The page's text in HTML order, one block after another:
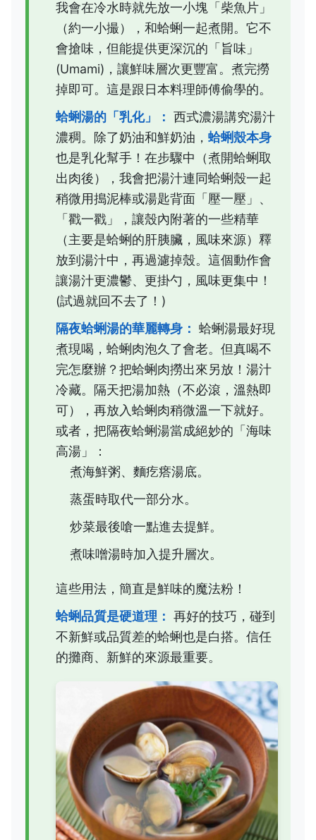
我會在冷水時就先放一小塊「柴魚片」
（約一小撮），和蛤蜊一起煮開。它不
會搶味，但能提供更深沉的「旨味」
(Umami)，讓鮮味層次更豐富。煮完撈
掉即可。這是跟日本料理師傅偷學的。
蛤蜊湯的「乳化」： 西式濃湯講究湯汁
濃稠。除了奶油和鮮奶油， 蛤蜊殼本身
也是乳化幫手！在步驟中（煮開蛤蜊取
出肉後），我會把湯汁連同蛤蜊殼一起
稍微用搗泥棒或湯匙背面「壓一壓」、
「戳一戳」，讓殼內附著的一些精華
（主要是蛤蜊的肝胰臟，風味來源）釋
放到湯汁中，再過濾掉殼。這個動作會
讓湯汁更濃鬱、更掛勺，風味更集中！
(試過就回不去了！)
隔夜蛤蜊湯的華麗轉身： 蛤蜊湯最好現
煮現喝，蛤蜊肉泡久了會老。但真喝不
完怎麼辦？把蛤蜊肉撈出來另放！湯汁
冷藏。隔天把湯加熱（不必滾，溫熱即
可），再放入蛤蜊肉稍微溫一下就好。
或者，把隔夜蛤蜊湯當成絕妙的「海味
高湯」：
煮海鮮粥、麵疙瘩湯底。
蒸蛋時取代一部分水。
炒菜最後嗆一點進去提鮮。
煮味噌湯時加入提升層次。
這些用法，簡直是鮮味的魔法粉！
蛤蜊品質是硬道理： 再好的技巧，碰到
不新鮮或品質差的蛤蜊也是白搭。信任
的攤商、新鮮的來源最重要。